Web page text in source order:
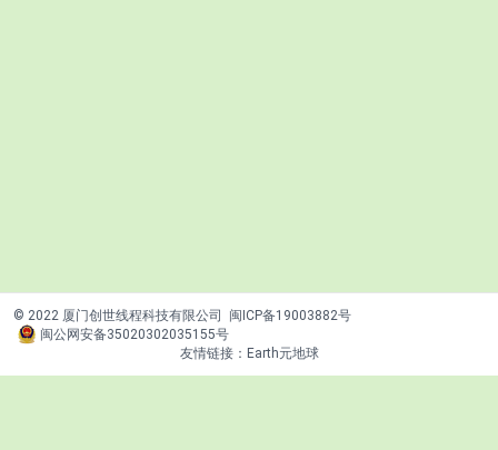
© 2022 厦门创世线程科技有限公司
闽ICP备19003882号
闽公网安备35020302035155号
友情链接： Earth元地球